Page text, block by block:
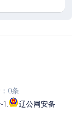
0条
1 .
辽公网安备